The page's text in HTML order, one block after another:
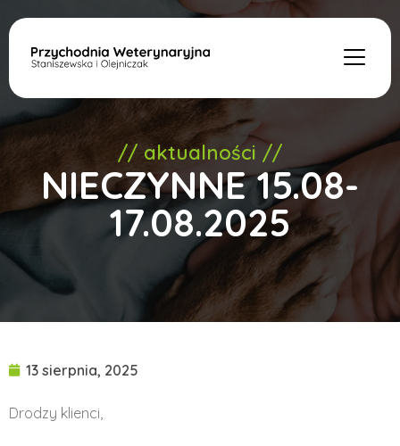
// aktualności //
NIECZYNNE 15.08-
17.08.2025
13 sierpnia, 2025
Drodzy klienci,